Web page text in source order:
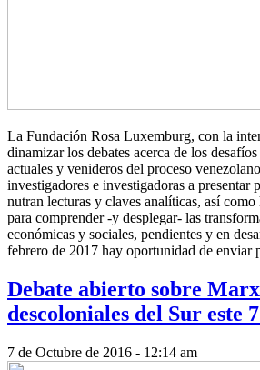
La Fundación Rosa Luxemburg, con la
dinamizar los debates acerca de los
actuales y venideros del proceso
investigadores e investigadoras a presentar
nutran lecturas y claves analíticas, así
para comprender -y desplegar- las
económicas y sociales, pendientes y en
febrero de 2017 hay oportunidad de enviar
Debate abierto sobre
descoloniales del Sur este
7 de Octubre de 2016 - 12:14 am